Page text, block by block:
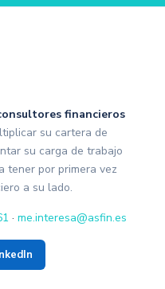
financieros
su cartera de
su carga de trabajo
tener por primera vez
a su lado.
· me.interesa@asfin.es